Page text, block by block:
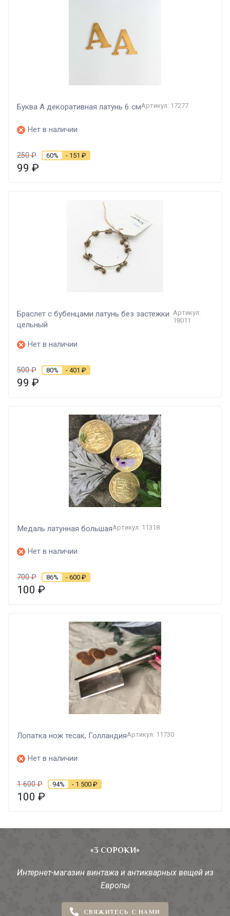
Буква А декоративная латунь 6 смАртикул: 17277
Нет в наличии
250₽ 60% - 151 ₽
99 ₽
Браслет с бубенцами латунь без застежки
цельный
Артикул:
18011
Нет в наличии
500₽ 80% - 401 ₽
99 ₽
Медаль латунная большаяАртикул: 11318
Нет в наличии
700₽ 86% - 600 ₽
100 ₽
Лопатка нож тесак, ГолландияАртикул: 11730
Нет в наличии
1 600₽ 94% - 1 500 ₽
100 ₽
«3 СОРОКИ»
Интернет-магазин винтажа и антикварных вещей из
Европы
СВЯЖИТЕСЬ С НАМИ